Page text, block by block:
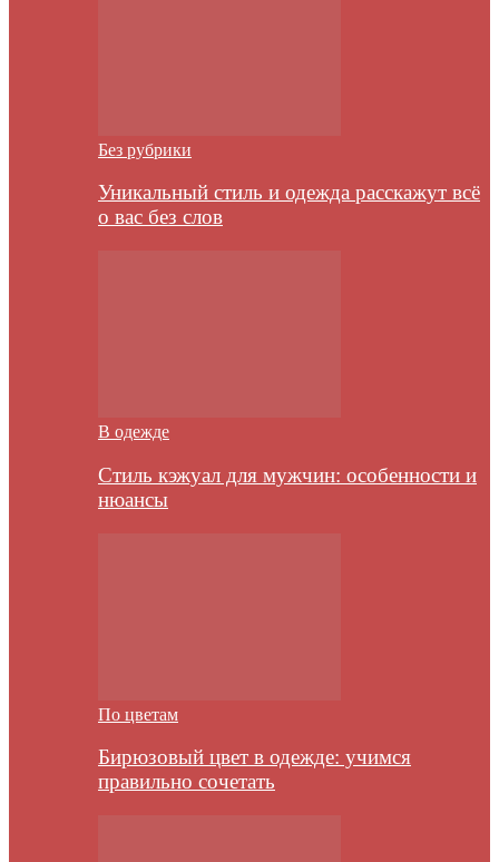
Без рубрики
Уникальный стиль и одежда расскажут всё
о вас без слов
В одежде
Стиль кэжуал для мужчин: особенности и
нюансы
По цветам
Бирюзовый цвет в одежде: учимся
правильно сочетать